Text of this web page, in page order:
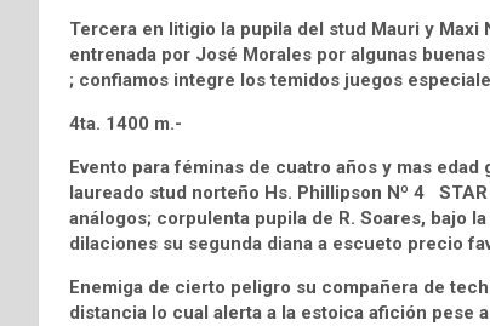
Tercera en litigio la pupila del stud Mauri y
entrenada por José Morales por algunas
; confiamos integre los temidos juegos
4ta. 1400 m.-
Evento para féminas de cuatro años y mas
laureado stud norteño Hs. Phillipson Nº 4
análogos; corpulenta pupila de R. Soares, bajo
dilaciones su segunda diana a escueto precio
Enemiga de cierto peligro su compañera de
distancia lo cual alerta a la estoica afición pese